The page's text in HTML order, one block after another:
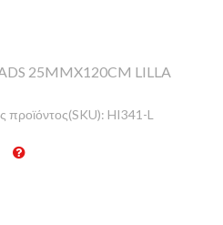
25MMX120CM LILLA
προϊόντος(SKU): HI341-L